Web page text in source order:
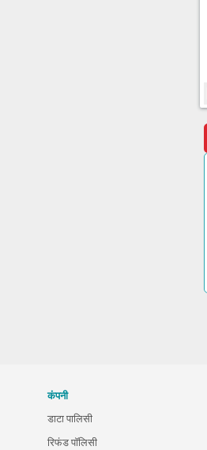
कंपनी
डाटा पालिसी
रिफंड पॉलिसी